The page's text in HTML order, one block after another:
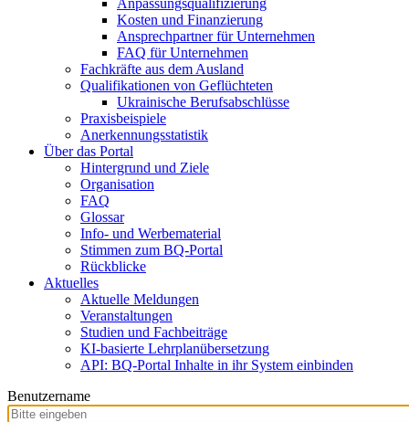
Kosten und Finanzierung
Ansprechpartner für Unternehmen
FAQ für Unternehmen
Fachkräfte aus dem Ausland
Qualifikationen von Geflüchteten
Ukrainische Berufsabschlüsse
Praxisbeispiele
Anerkennungsstatistik
Über das Portal
Hintergrund und Ziele
Organisation
FAQ
Glossar
Info- und Werbematerial
Stimmen zum BQ-Portal
Rückblicke
Aktuelles
Aktuelle Meldungen
Veranstaltungen
Studien und Fachbeiträge
KI-basierte Lehrplanübersetzung
API: BQ-Portal Inhalte in ihr System einbinden
Benutzername